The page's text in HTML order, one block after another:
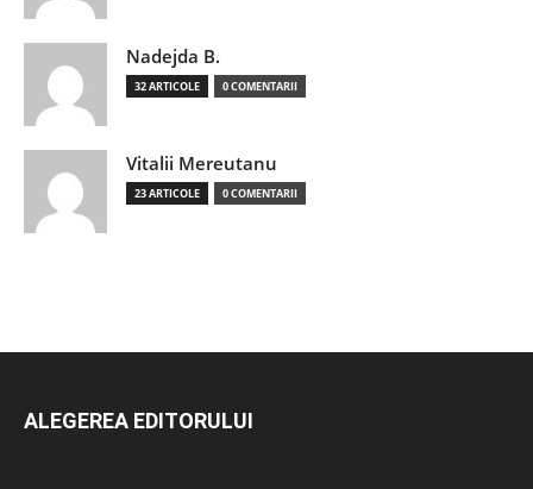
Nadejda B.
32 ARTICOLE 0 COMENTARII
Vitalii Mereutanu
23 ARTICOLE 0 COMENTARII
ALEGEREA EDITORULUI